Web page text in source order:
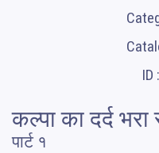
ID
कल्पा का दर्द
पार्ट १